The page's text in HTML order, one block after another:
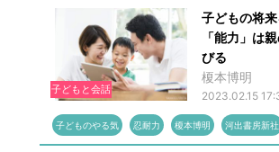
子どもと会話
子どもの将
「能力」は
びる
榎本博明
2023.02.15
子どものやる気 忍耐力 榎本博明 河出書房新社